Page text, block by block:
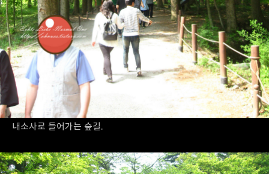
내소사로 들어가는 숲길.